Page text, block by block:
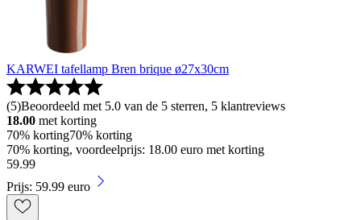
KARWEI tafellamp Bren brique ø27x30cm
(5)Beoordeeld met 5.0 van de 5 sterren, 5 klantreviews
18.00 met korting
70% korting70% korting
70% korting, voordeelprijs: 18.00 euro met korting
59.99
Prijs: 59.99 euro